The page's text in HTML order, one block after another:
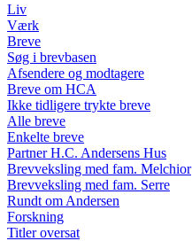
Liv
Værk
Breve
Søg i brevbasen
Afsendere og modtagere
Breve om HCA
Ikke tidligere trykte breve
Alle breve
Enkelte breve
Partner H.C. Andersens Hus
Brevveksling med fam. Melchior
Brevveksling med fam. Serre
Rundt om Andersen
Forskning
Titler oversat